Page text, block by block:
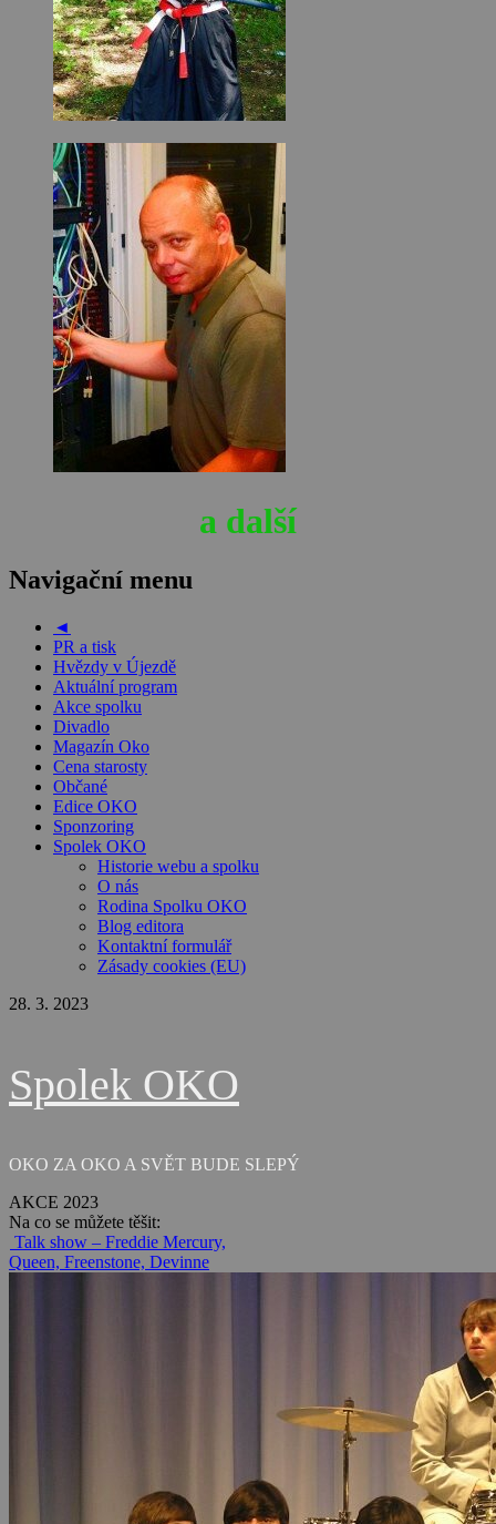
a další
Navigační menu
◄
PR a tisk
Hvězdy v Újezdě
Aktuální program
Akce spolku
Divadlo
Magazín Oko
Cena starosty
Občané
Edice OKO
Sponzoring
Spolek OKO
Historie webu a spolku
O nás
Rodina Spolku OKO
Blog editora
Kontaktní formulář
Zásady cookies (EU)
28. 3. 2023
Spolek OKO
OKO ZA OKO A SVĚT BUDE SLEPÝ
AKCE 2023
Na co se můžete těšit:
Talk show – Freddie Mercury,
Queen, Freenstone, Devinne